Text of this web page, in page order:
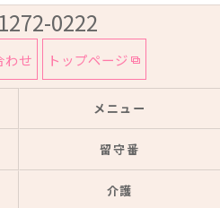
0222
わせ トップページ
メニュー
留守番
介護